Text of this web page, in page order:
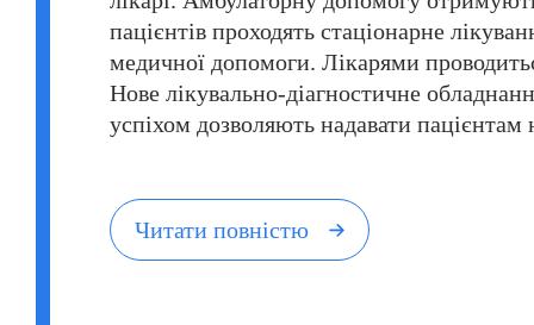
пацієнтів проходять стаціонарне
медичної допомоги. Лікарями
Нове лікувально-діагностичне
успіхом дозволяють надавати
Читати повністю